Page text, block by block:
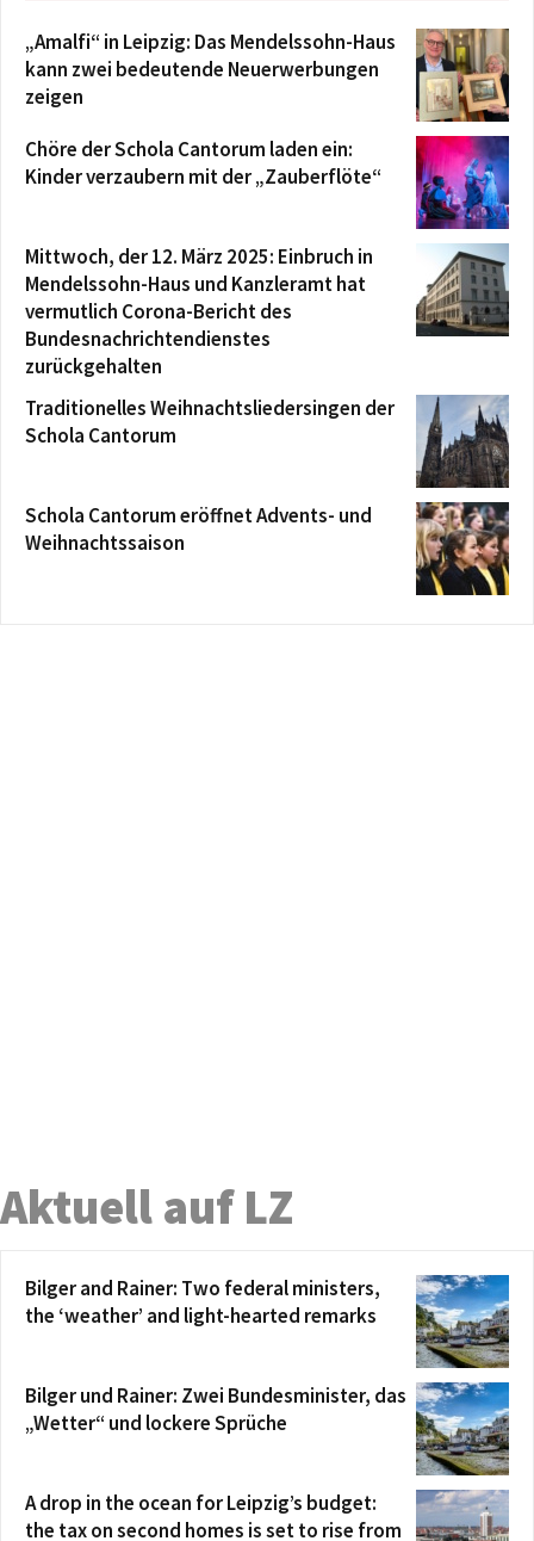
„Amalfi“ in Leipzig: Das Mendelssohn-Haus
kann zwei bedeutende Neuerwerbungen
zeigen
Chöre der Schola Cantorum laden ein:
Kinder verzaubern mit der „Zauberflöte“
Mittwoch, der 12. März 2025: Einbruch in
Mendelssohn-Haus und Kanzleramt hat
vermutlich Corona-Bericht des
Bundesnachrichtendienstes
zurückgehalten
Traditionelles Weihnachtsliedersingen der
Schola Cantorum
Schola Cantorum eröffnet Advents- und
Weihnachtssaison
Aktuell auf LZ
Bilger and Rainer: Two federal ministers,
the ‘weather’ and light-hearted remarks
Bilger und Rainer: Zwei Bundesminister, das
„Wetter“ und lockere Sprüche
A drop in the ocean for Leipzig’s budget:
the tax on second homes is set to rise from